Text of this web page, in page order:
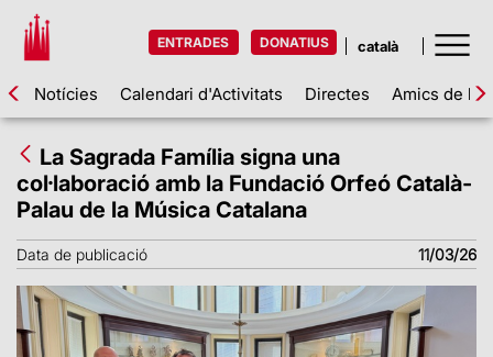
ENTRADES DONATIUS
Notícies Calendari d'Activitats Directes Amics de la
La Sagrada Família signa una
col·laboració amb la Fundació Orfeó Català-
Palau de la Música Catalana
Data de publicació 11/03/26